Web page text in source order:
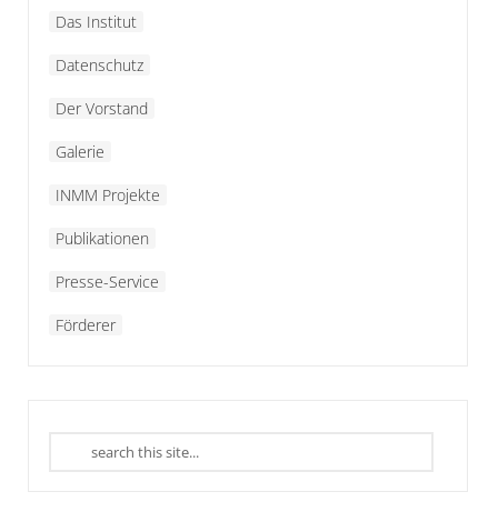
Das Institut
Datenschutz
Der Vorstand
Galerie
INMM Projekte
Publikationen
Presse-Service
Förderer